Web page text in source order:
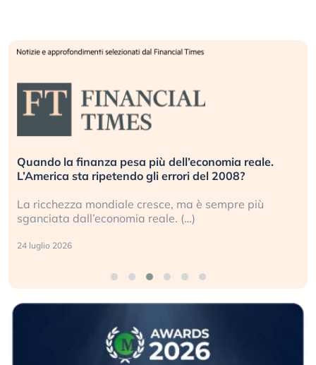
Quando la finanza pesa più dell’economia reale.
L’America sta ripetendo gli errori del 2008?
La ricchezza mondiale cresce, ma è sempre più
sganciata dall’economia reale. (…)
24 luglio 2026